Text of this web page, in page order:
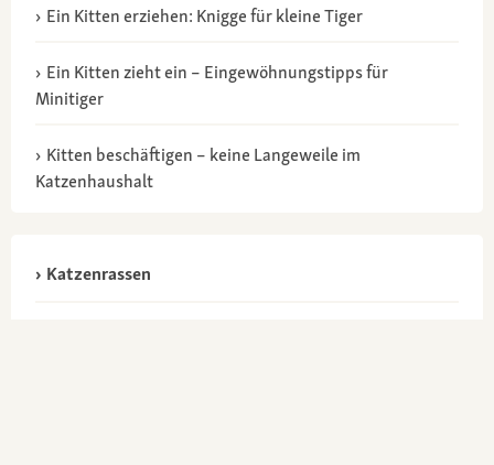
Ein Kitten erziehen: Knigge für kleine Tiger
Ein Kitten zieht ein – Eingewöhnungstipps für
Minitiger
Kitten beschäftigen – keine Langeweile im
Katzenhaushalt
Katzenrassen